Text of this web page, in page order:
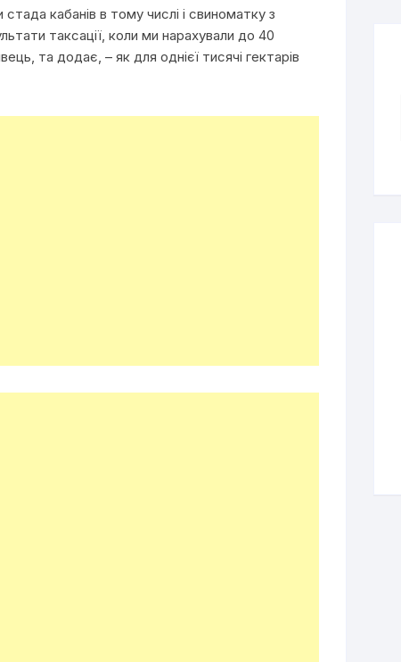
кабанів в тому числі і свиноматку з
таксації, коли ми нарахували до 40
та додає, – як для однієї тисячі гектарів